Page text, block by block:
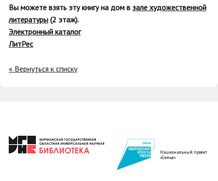
Вы можете взять эту книгу на дом в зале художественной
литературы (2 этаж).
Электронный каталог
ЛитРес
« Вернуться к списку
Национальный проект
«Семья»